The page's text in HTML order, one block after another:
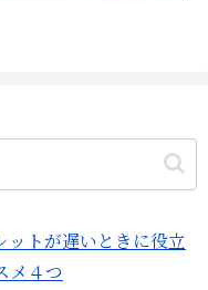
ットが遅いときに役立
メ４つ